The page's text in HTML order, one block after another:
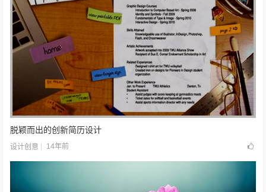
脱颖而出的创新简历设计
设计创意 14年前